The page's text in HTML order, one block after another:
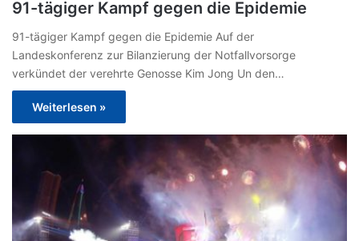
91-tägiger Kampf gegen die Epidemie
91-tägiger Kampf gegen die Epidemie Auf der
Landeskonferenz zur Bilanzierung der Notfallvorsorge
verkündet der verehrte Genosse Kim Jong Un den…
Weiterlesen »